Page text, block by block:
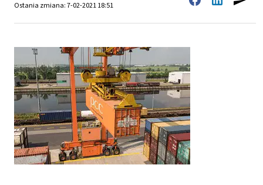
Ostania zmiana: 7-02-2021 18:51